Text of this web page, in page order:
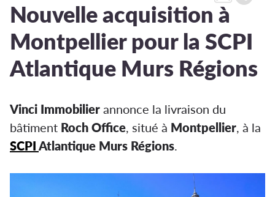
Nouvelle acquisition à
Montpellier pour la SCPI
Atlantique Murs Régions
Vinci Immobilier annonce la livraison du
bâtiment Roch Office, situé à Montpellier, à la
SCPI Atlantique Murs Régions.